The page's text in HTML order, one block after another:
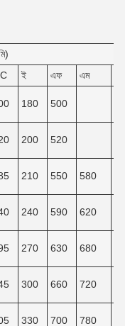
ই এফ এম
180 500
200 520
210 550 580
240 590 620
270 630 680
300 660 720
330 700 780